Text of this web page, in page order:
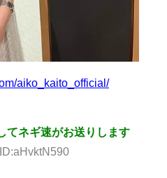
aiko_kaito_official/
てネギ速がお送りします